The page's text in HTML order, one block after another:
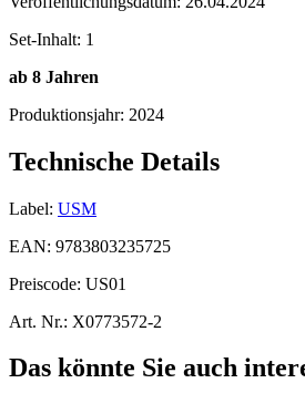
Set-Inhalt: 1
ab 8 Jahren
Produktionsjahr: 2024
Technische Details
Label: USM
EAN: 9783803235725
Preiscode: US01
Art. Nr.: X0773572-2
Das könnte Sie auch